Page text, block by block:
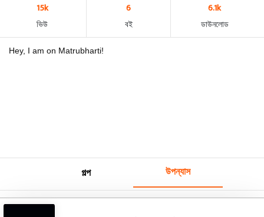
15k
ভিউ
6
বই
6.1k
ডাউনলোড
Hey, I am on Matrubharti!
গল্প উপন্যাস